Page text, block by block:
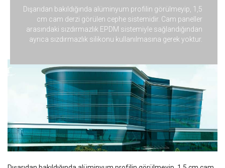
Dışarıdan bakıldığında alüminyum profilin görülmeyip, 1,5
cm cam derzi görülen cephe sistemidir. Cam paneller
arasındaki sızdırmazlık EPDM sistemiyle sağlandığından
ayrıca sızdırmazlık silikonu kullanılmasına gerek yoktur.